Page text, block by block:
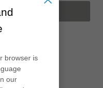
07
browser is
our